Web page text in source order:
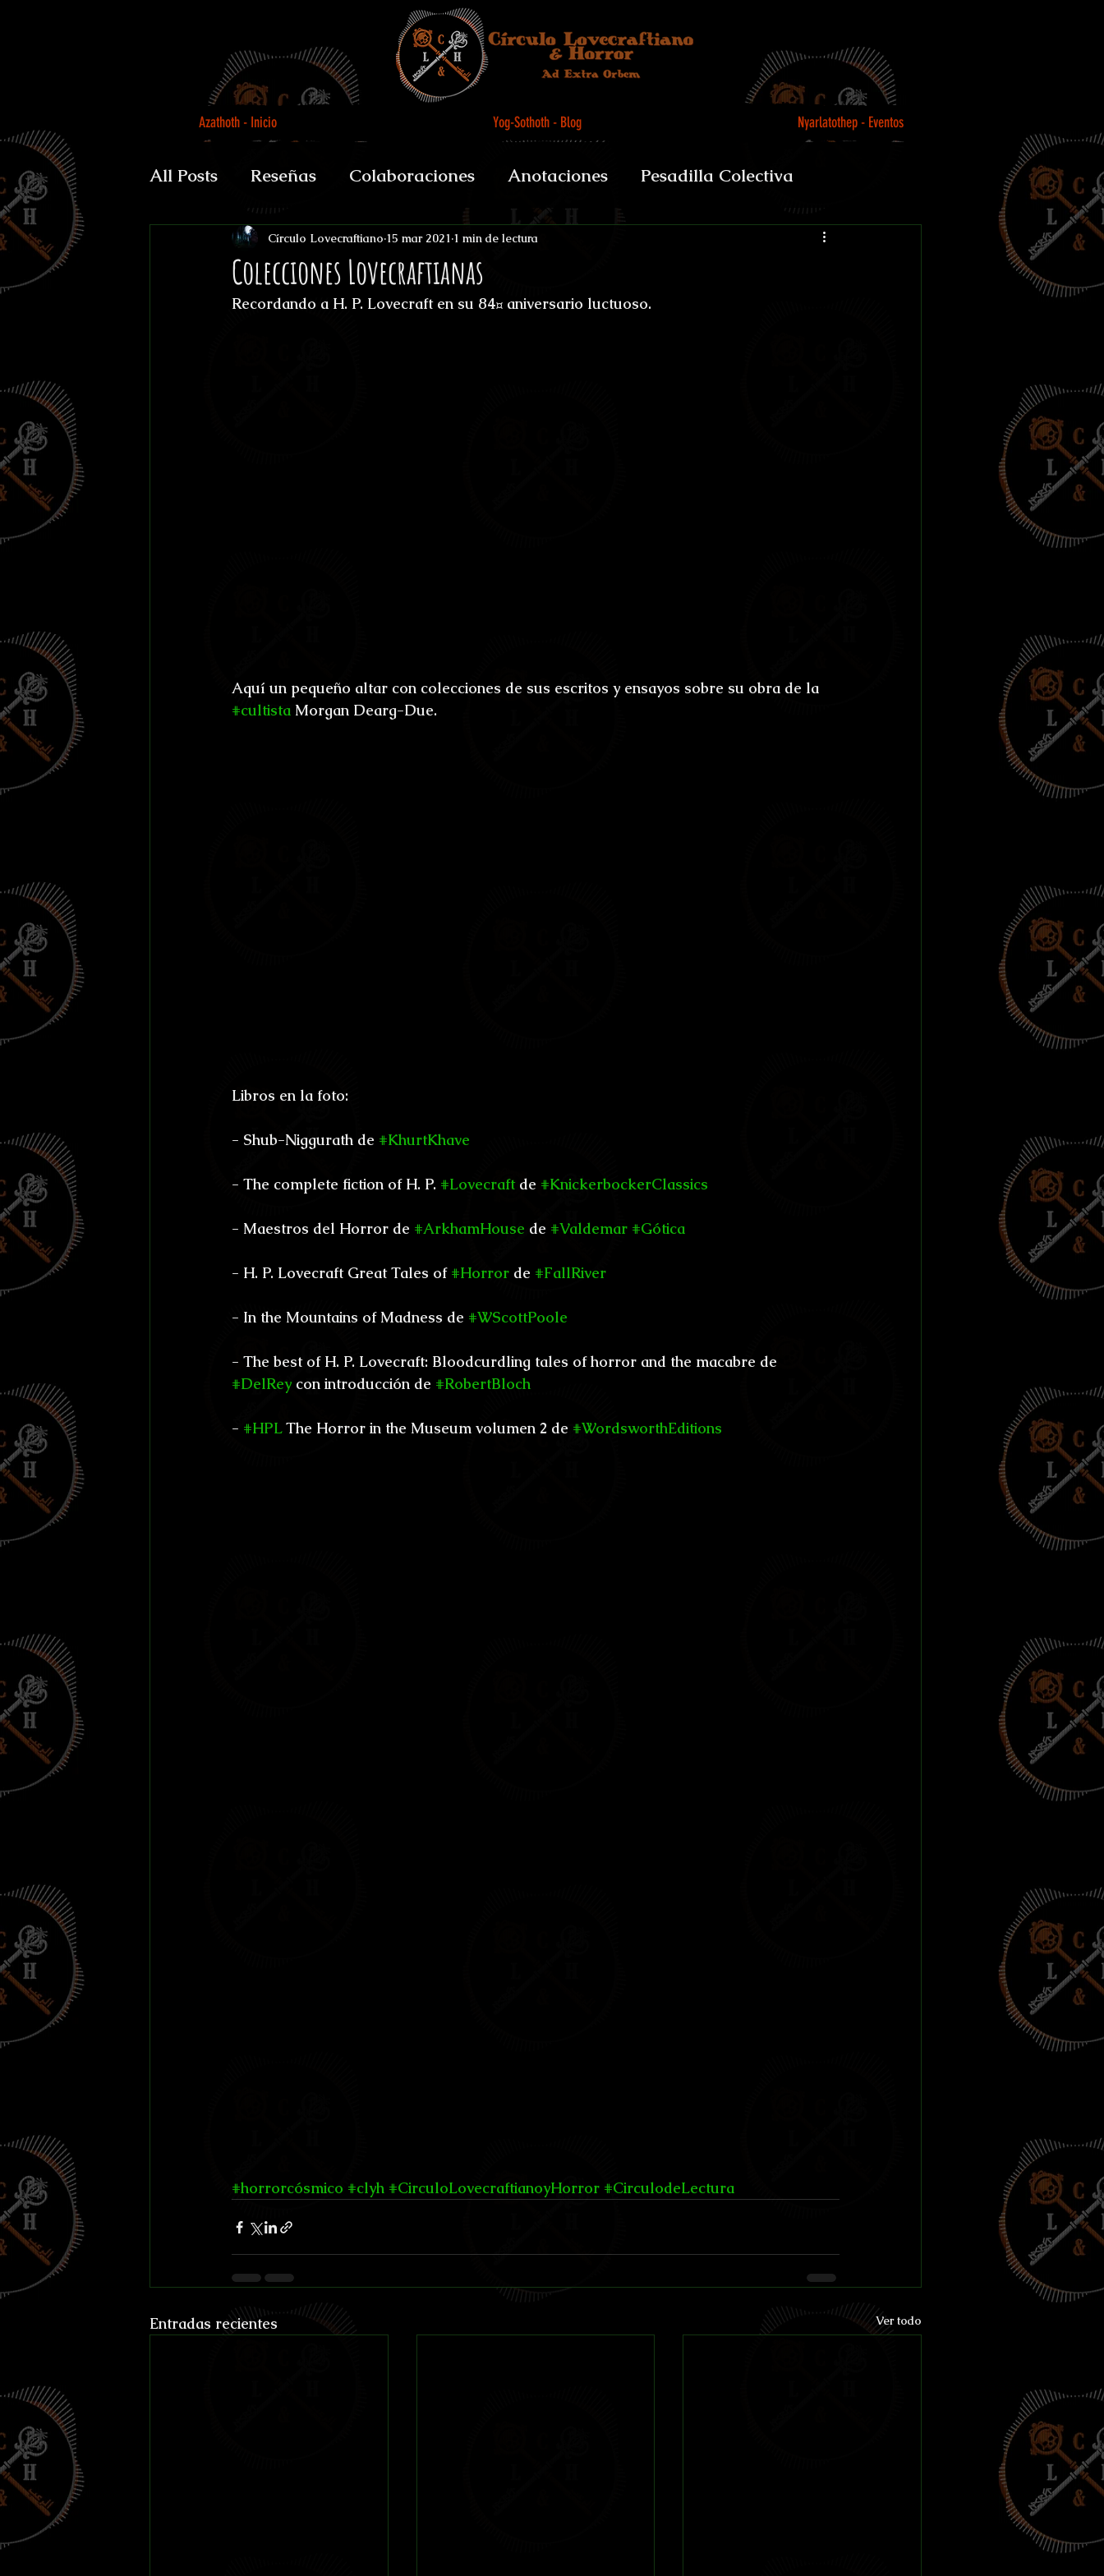
Azathoth - Inicio Yog-Sothoth - Blog Nyarlatothep - Eventos
All Posts Reseñas Colaboraciones Anotaciones Pesadilla Colectiva
Auguratricis, sirenibus et alii Biografías y datos
Gabinete de la Dra. Psychopomps Tenebris Medicinae Officium
Colecciones Lovecraftianas
Círculo Lovecraftiano 15 mar 2021 1 min de lectura
Recordando a H. P. Lovecraft en su 84¤ aniversario luctuoso.
Aquí un pequeño altar con colecciones de sus escritos y ensayos sobre su obra de la
#cultista Morgan Dearg-Due.
Libros en la foto:
- Shub-Niggurath de #KhurtKhave
- The complete fiction of H. P. #Lovecraft de #KnickerbockerClassics
- Maestros del Horror de #ArkhamHouse de #Valdemar #Gótica
- H. P. Lovecraft Great Tales of #Horror de #FallRiver
- In the Mountains of Madness de #WScottPoole
- The best of H. P. Lovecraft: Bloodcurdling tales of horror and the macabre de
#DelRey con introducción de #RobertBloch
- #HPL The Horror in the Museum volumen 2 de #WordsworthEditions
#horrorcósmico #clyh #CirculoLovecraftianoyHorror #CirculodeLectura
Entradas recientes Ver todo